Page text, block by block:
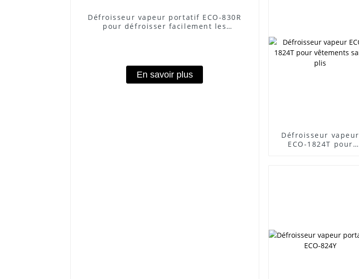
Défroisseur vapeur portatif ECO-830R
pour défroisser facilement les
En savoir plus
Défroisseur vapeur
ECO-1824T pour